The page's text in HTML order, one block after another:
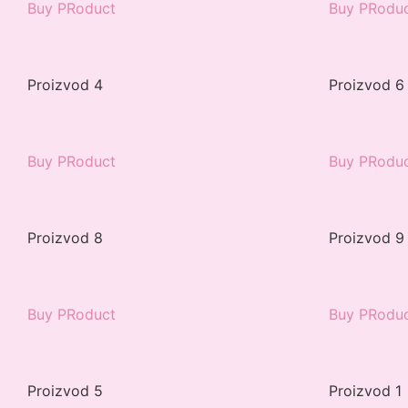
Buy PRoduct Buy
Proizvod 4
Buy PRoduct
Proizvod 6
Buy
Proizvod 8
Buy PRoduct
Proizvod 9
Buy
Proizvod 5 Proizvod 1